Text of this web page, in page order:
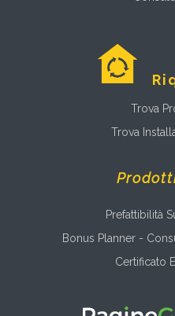
Trova
Trova
Prefattibilità
Bonus Planner -
Certificato